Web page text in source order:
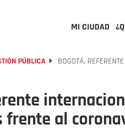
MI CIUDAD
PÚBLICA BOGOTÁ,
frente al